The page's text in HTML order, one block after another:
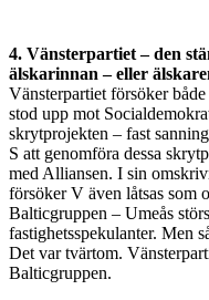
4. Vänsterpartiet – den
älskarinnan – eller
Vänsterpartiet försöker både
stod upp mot
skrytprojekten – fast
S att genomföra dessa
med Alliansen. I sin
försöker V även låtsas som
Balticgruppen – Umeås
fastighetsspekulanter. Men
Det var tvärtom.
Balticgruppen.